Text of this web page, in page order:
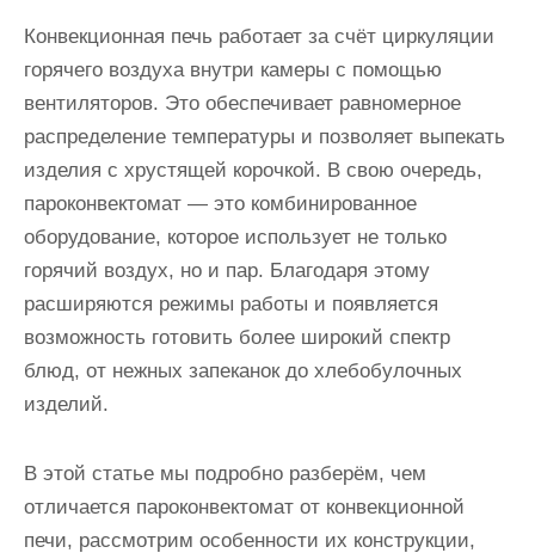
Конвекционная печь работает за счёт циркуляции
горячего воздуха внутри камеры с помощью
вентиляторов. Это обеспечивает равномерное
распределение температуры и позволяет выпекать
изделия с хрустящей корочкой. В свою очередь,
пароконвектомат — это комбинированное
оборудование, которое использует не только
горячий воздух, но и пар. Благодаря этому
расширяются режимы работы и появляется
возможность готовить более широкий спектр
блюд, от нежных запеканок до хлебобулочных
изделий.
В этой статье мы подробно разберём, чем
отличается пароконвектомат от конвекционной
печи, рассмотрим особенности их конструкции,